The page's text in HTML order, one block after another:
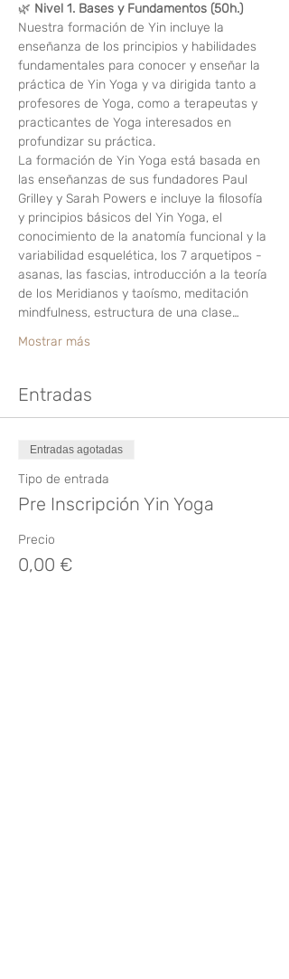
🌿 Nivel 1. Bases y Fundamentos (50h.)
Nuestra formación de Yin incluye la
enseñanza de los principios y habilidades
fundamentales para conocer y enseñar la
práctica de Yin Yoga y va dirigida tanto a
profesores de Yoga, como a terapeutas y
practicantes de Yoga interesados en
profundizar su práctica.
La formación de Yin Yoga está basada en
las enseñanzas de sus fundadores Paul
Grilley y Sarah Powers e incluye la filosofía
y principios básicos del Yin Yoga, el
conocimiento de la anatomía funcional y la
variabilidad esquelética, los 7 arquetipos -
asanas, las fascias, introducción a la teoría
de los Meridianos y taoísmo, meditación
mindfulness, estructura de una clase…
Mostrar más
Entradas
Entradas agotadas
Tipo de entrada
Pre Inscripción Yin Yoga
Precio
0,00 €